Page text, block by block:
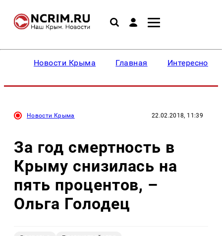
Новости Крыма Главная Интересное
Новости Крыма 22.02.2018, 11:39
За год смертность в
Крыму снизилась на
пять процентов, –
Ольга Голодец